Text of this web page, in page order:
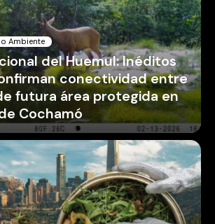
Ambiente
del Huemul: Inéditos
conectividad entre
futura área protegida en
Cochamó